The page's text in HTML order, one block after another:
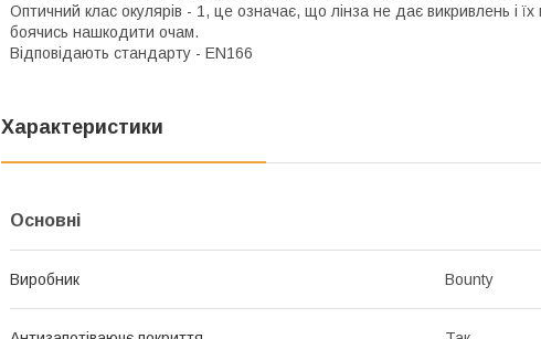
Оптичний клас окулярів - 1, це означає, що лінза не дає викривлень і
боячись нашкодити очам.
Відповідають стандарту - EN166
Характеристики
Основні
Виробник Bounty